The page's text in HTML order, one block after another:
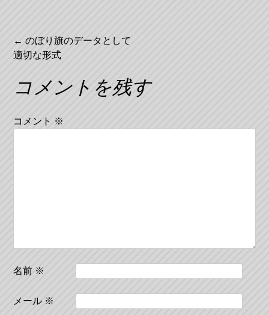
投
稿
ナ
ゲ
← のぼり旗のデータとして
適切な形式
コメントを残す
コメント ※
名前 ※
メール ※